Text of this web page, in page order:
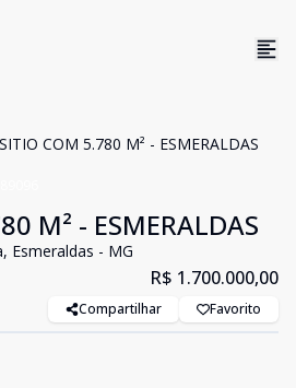
SITIO COM 5.780 M² - ESMERALDAS
M² - ESMERALDAS
Esmeraldas - MG
R$ 1.700.000,00
Compartilhar Favorito